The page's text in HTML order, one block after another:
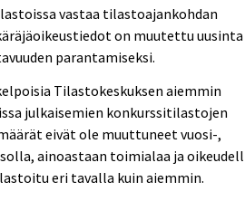
vastaa tilastoajankohdan
on muutettu uusinta
parantamiseksi.
Tilastokeskuksen aiemmin
julkaisemien konkurssitilastojen
eivät ole muuttuneet vuosi-,
ainoastaan toimialaa ja
eri tavalla kuin aiemmin.